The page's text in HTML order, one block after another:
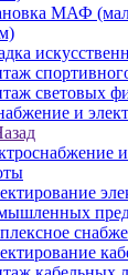
МАФ
световых
и